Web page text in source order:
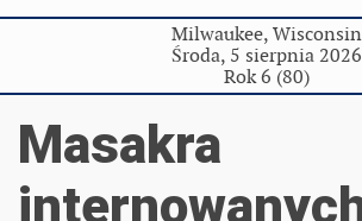
Milwaukee, Wisconsin
Środa, 5 sierpnia 2026
Rok 6 (80)
Masakra